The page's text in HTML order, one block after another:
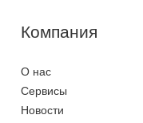
Компания
О нас
Сервисы
Новости